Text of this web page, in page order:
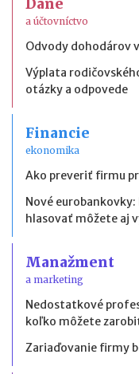
Dane
a účtovníctvo
Odvody dohodárov
Výplata
otázky a odpovede
Financie
ekonomika
Ako preveriť firmu
Nové
hlasovať môžete aj
Manažment
a marketing
Nedostatkové
koľko môžete
Zariaďovanie firmy